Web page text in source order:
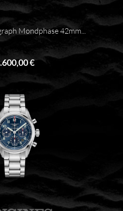
Mondphase 42mm...
€